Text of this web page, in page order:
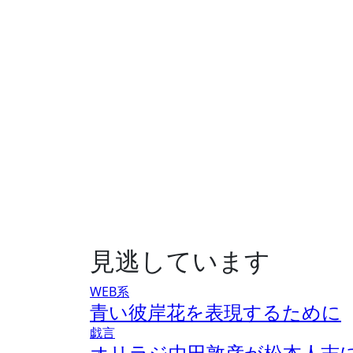
見逃しています
WEB系
青い彼岸花を表現するために
戯言